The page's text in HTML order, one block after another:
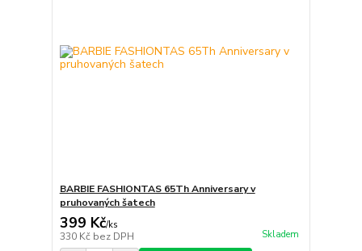
BARBIE FASHIONTAS 65Th Anniversary v
pruhovaných šatech
399 Kč/ks
330 Kč bez DPH Skladem